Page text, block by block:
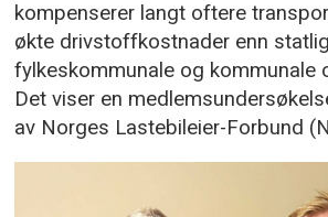
kompenserer langt oftere
økte drivstoffkostnader enn
fylkeskommunale og kommunale
Det viser en
av Norges Lastebileier-Forbund